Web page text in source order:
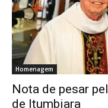
Homenagem
Nota de pesar
de Itumbiara